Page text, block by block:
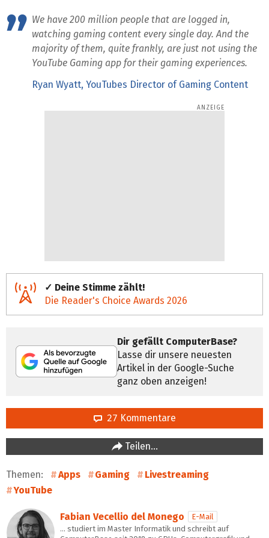
We have 200 million people that are logged in,
watching gaming content every single day. And the
majority of them, quite frankly, are just not using the
YouTube Gaming app for their gaming experiences.
Ryan Wyatt, YouTubes Director of Gaming Content
✓ Deine Stimme zählt!
Die Reader's Choice Awards 2026
Dir gefällt ComputerBase?
Lasse dir unsere neuesten
Artikel in der Google-Suche
ganz oben anzeigen!
27 Kommentare
Teilen…
Themen: Apps Gaming
Livestreaming
YouTube
Fabian Vecellio del Monego
E-Mail
… studiert im Master Informatik und schreibt auf